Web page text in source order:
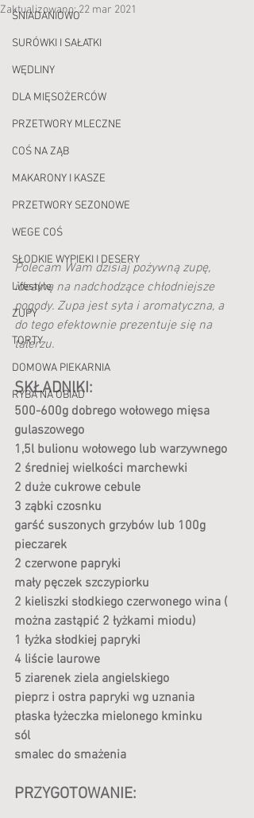
ŚNIADANIOWO
SURÓWKI I SAŁATKI
WĘDLINY
DLA MIĘSOŻERCÓW
PRZETWORY MLECZNE
COŚ NA ZĄB
MAKARONY I KASZE
PRZETWORY SEZONOWE
WEGE COŚ
SŁODKIE WYPIEKI I DESERY
Lifestyle
ZUPY
TORTY
DOMOWA PIEKARNIA
RYBA NA OBIAD
Zaktualizowano:22 mar 2021
Polecam Wam dzisiaj pożywną zupę,
idealną na nadchodzące chłodniejsze
pogody. Zupa jest syta i aromatyczna, a
do tego efektownie prezentuje się na
talerzu.
SKŁADNIKI:
500-600g dobrego wołowego mięsa
gulaszowego
1,5l bulionu wołowego lub warzywnego
2 średniej wielkości marchewki
2 duże cukrowe cebule
3 ząbki czosnku
garść suszonych grzybów lub 100g
pieczarek
2 czerwone papryki
mały pęczek szczypiorku
2 kieliszki słodkiego czerwonego wina (
można zastąpić 2 łyżkami miodu)
1 łyżka słodkiej papryki
4 liście laurowe
5 ziarenek ziela angielskiego
pieprz i ostra papryki wg uznania
płaska łyżeczka mielonego kminku
sól
smalec do smażenia
PRZYGOTOWANIE: